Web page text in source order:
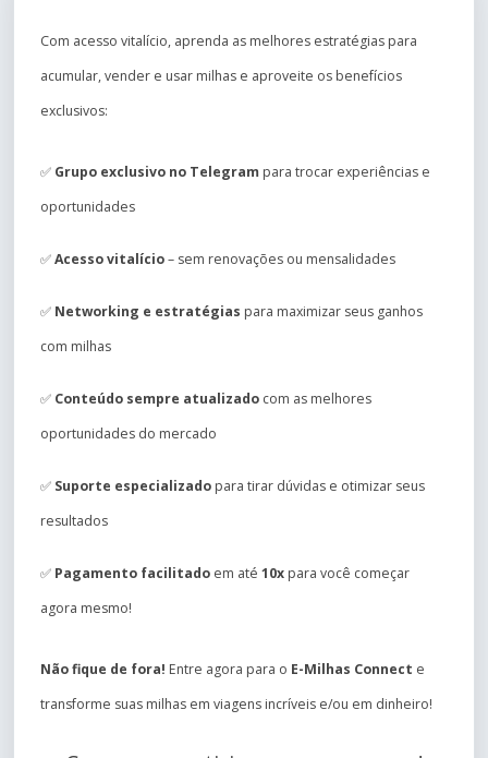
Com acesso vitalício, aprenda as melhores estratégias para
acumular, vender e usar milhas e aproveite os benefícios
exclusivos:
✅ Grupo exclusivo no Telegram para trocar experiências e
oportunidades
✅Acesso vitalício– sem renovações ou mensalidades
✅ Networking e estratégias para maximizar seus ganhos
com milhas
✅ Conteúdo sempre atualizado com as melhores
oportunidades do mercado
✅ Suporte especializado para tirar dúvidas e otimizar seus
resultados
✅ Pagamento facilitado em até 10x para você começar
agora mesmo!
Não fique de fora! Entre agora para o E-Milhas Connect e
transforme suas milhas em viagens incríveis e/ou em dinheiro!